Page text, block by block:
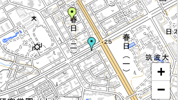
+
−